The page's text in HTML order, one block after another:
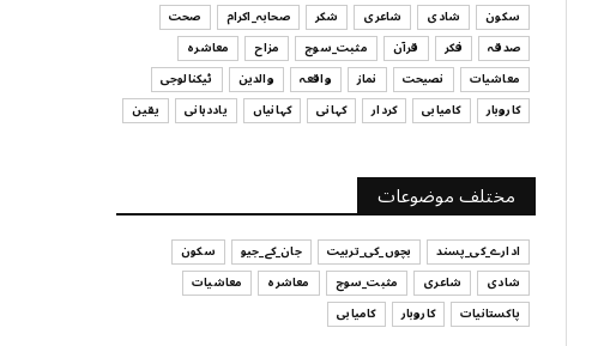
UNCATEGORIZED
قرض لینے اور دینے میں ہوشیاری
July 29, 2026
آپ کا فیصلہ کرنے کا انداز
July 29, 2026
سکون
شادی شاعری شکر صحابہ_اکرام
صحت
صدقہ
فکر قرآن مثبت_سوچ مزاح
معاشرہ
معاشیات
نصیحت نماز واقعہ والدین
ٹیکنالوجی
کاروبار
کامیابی کردار کہانی کہانیاں یاددہانی یقین
مختلف موضوعات
ادارے_کی_پسند بچوں_کی_تربیت جان_کے_جیو
سکون
شادی
شاعری مثبت_سوچ معاشرہ
معاشیات
پاکستانیات
کاروبار کامیابی